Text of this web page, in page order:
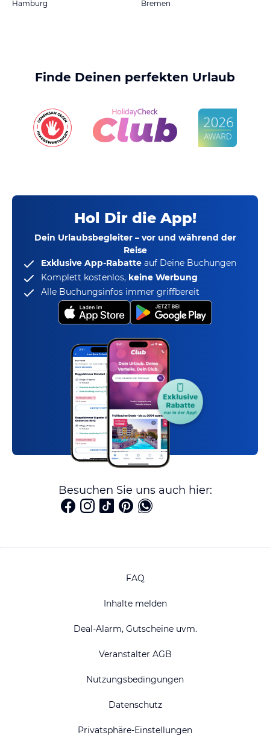
Hamburg
Bremen
Finde Deinen perfekten Urlaub
Hol Dir die App!
Dein Urlaubsbegleiter – vor und während der
Reise
Exklusive App-Rabatte auf Deine Buchungen
Komplett kostenlos, keine Werbung
Alle Buchungsinfos immer griffbereit
Besuchen Sie uns auch hier:
FAQ
Inhalte melden
Deal-Alarm, Gutscheine uvm.
Veranstalter AGB
Nutzungsbedingungen
Datenschutz
Privatsphäre-Einstellungen